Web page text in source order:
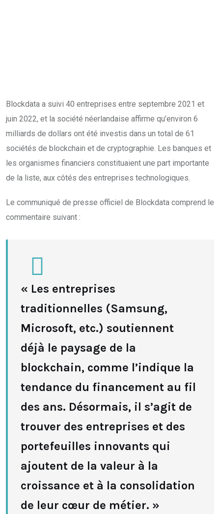
Blockdata a suivi 40 entreprises entre septembre 2021 et
juin 2022, et la société néerlandaise affirme qu’environ 6
milliards de dollars ont été investis dans un total de 61
sociétés de blockchain et de cryptographie. Les banques et
les organismes financiers constituaient une part importante
de la liste, aux côtés des entreprises technologiques.
Le communiqué de presse officiel de Blockdata comprend le
commentaire suivant :
« Les entreprises
traditionnelles (Samsung,
Microsoft, etc.) soutiennent
déjà le paysage de la
blockchain, comme l’indique la
tendance du financement au fil
des ans. Désormais, il s’agit de
trouver des entreprises et des
portefeuilles innovants qui
ajoutent de la valeur à la
croissance et à la consolidation
de leur cœur de métier. »